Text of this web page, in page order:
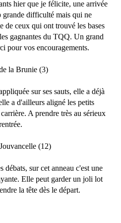
hier que je félicite, une arrivée
grande difficulté mais qui ne
de ceux qui ont trouvé les bases
gagnantes du TQQ. Un grand
pour vos encouragements.
la Brunie (3)
sur ses sauts, elle a déjà
a d'ailleurs aligné les petits
A prendre très au sérieux
(12)
débats, sur cet anneau c'est une
Elle peut garder un joli lot
la tête dès le départ.